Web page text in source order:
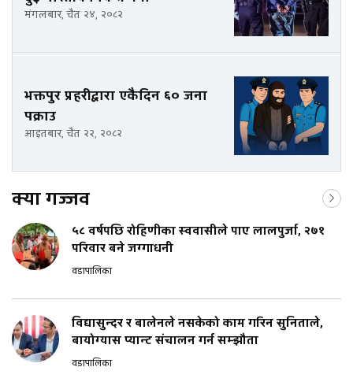
मंगलबार, चैत २४, २०८२
भक्तपुर प्रहरीद्वारा एकैदिन ६० जना
पक्राउ
आइतबार, चैत २२, २०८२
क्या गज्जव
५८ वर्षपछि रोहिणीका स्ववासीले पाए लालपुर्जा, २७१
परिवार बने जग्गाधनी
वडापालिका
विद्यासुन्दर र बालेनले नसकेको काम गरिन सुनिताले,
बायोग्यास प्यान्ट संचालन गर्न सम्झौता
वडापालिका